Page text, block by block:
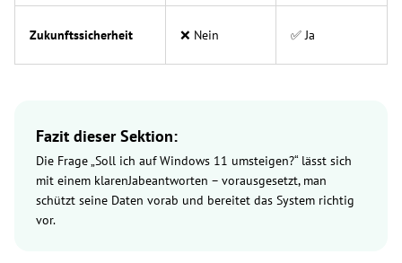
Zukunftssicherheit ❌ Nein ✅ Ja
Fazit dieser Sektion:
Die Frage „Soll ich auf Windows 11 umsteigen?“ lässt sich
mit einem klarenJabeantworten – vorausgesetzt, man
schützt seine Daten vorab und bereitet das System richtig
vor.